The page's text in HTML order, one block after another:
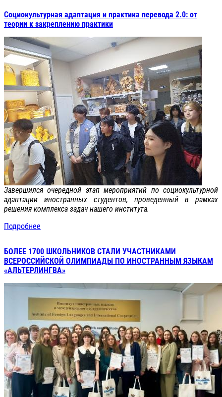
Социокультурная адаптация и практика перевода 2.0: от
теории к закреплению практики
Завершился очередной этап мероприятий по социокультурной
адаптации иностранных студентов, проведенный в рамках
решения комплекса задач нашего института.
Подробнее
БОЛЕЕ 1700 ШКОЛЬНИКОВ СТАЛИ УЧАСТНИКАМИ
ВСЕРОССИЙСКОЙ ОЛИМПИАДЫ ПО ИНОСТРАННЫМ ЯЗЫКАМ
«АЛЬТЕРЛИНГВА»